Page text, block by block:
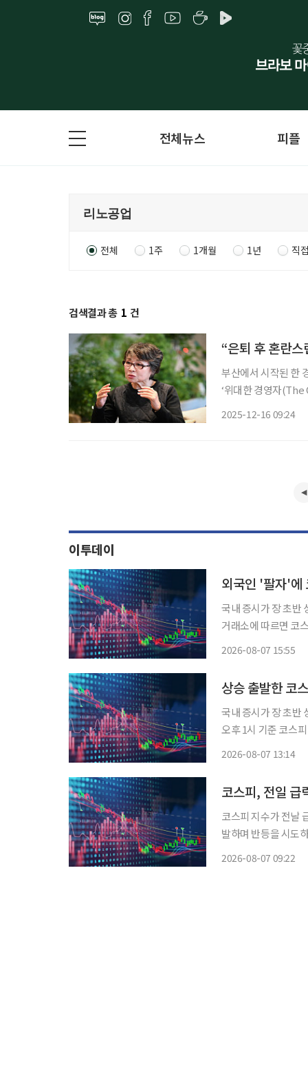
전체뉴스 피플
전체 1주 1개월 1년 직
검색결과 총 1 건
“은퇴 후 혼란
부산에서 시작된 한
‘위대한 경영자
2025-12-16 09:24
이투데이
국내 증시가 장 초반
거래소에 따르면 코
2026-08-07 15:55
상승 출발한 코
국내 증시가 장 초반 상승세
오후 1시 기준 코스
2026-08-07 13:14
코스피, 전일
코스피 지수가 전날
발하며 반등을 시도하고 있다. 7일 한국거래소에 따르면 코스피
2026-08-07 09:22